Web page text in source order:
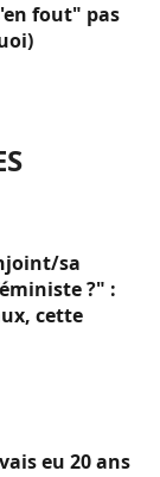
fout" pas
sa
?" :
cette
eu 20 ans